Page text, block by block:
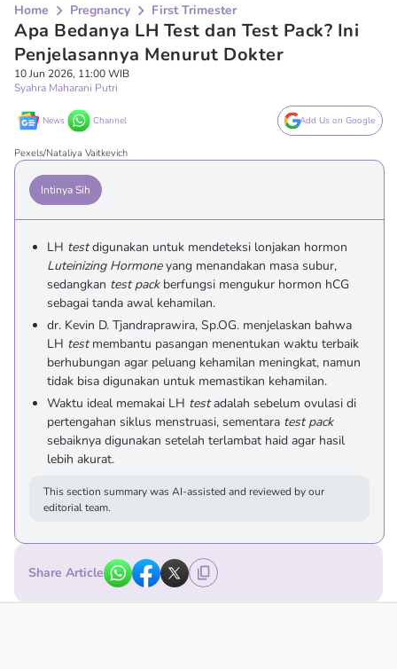
Home Pregnancy First Trimester
Apa Bedanya LH Test dan Test Pack? Ini
Penjelasannya Menurut Dokter
10 Jun 2026, 11:00 WIB
Syahra Maharani Putri
News Channel Add Us on Google
Pexels/Nataliya Vaitkevich
Intinya Sih
LH testdigunakan untuk mendeteksi lonjakan hormon
Luteinizing Hormoneyang menandakan masa subur,
sedangkan test packberfungsi mengukur hormon hCG
sebagai tanda awal kehamilan.
dr. Kevin D. Tjandraprawira, Sp.OG. menjelaskan bahwa
LH testmembantu pasangan menentukan waktu terbaik
berhubungan agar peluang kehamilan meningkat, namun
tidak bisa digunakan untuk memastikan kehamilan.
Waktu ideal memakai LH testadalah sebelum ovulasi di
pertengahan siklus menstruasi, sementara test pack
sebaiknya digunakan setelah terlambat haid agar hasil
lebih akurat.
This section summary was AI-assisted and reviewed by our
editorial team.
Share Article